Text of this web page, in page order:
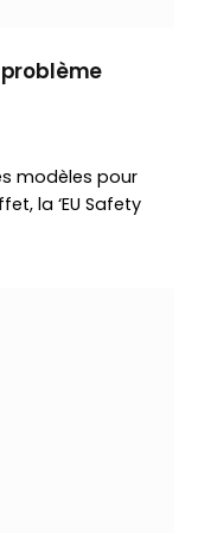
modèles pour
la ‘EU Safety